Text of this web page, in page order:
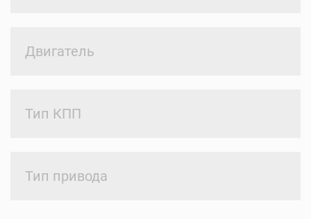
Двигатель
Тип КПП
Тип привода